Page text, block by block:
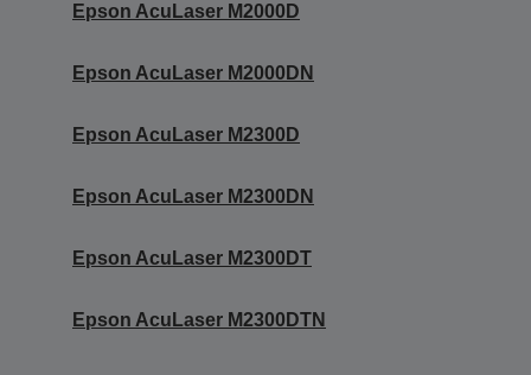
Epson AcuLaser M2000D
Epson AcuLaser M2000DN
Epson AcuLaser M2300D
Epson AcuLaser M2300DN
Epson AcuLaser M2300DT
Epson AcuLaser M2300DTN